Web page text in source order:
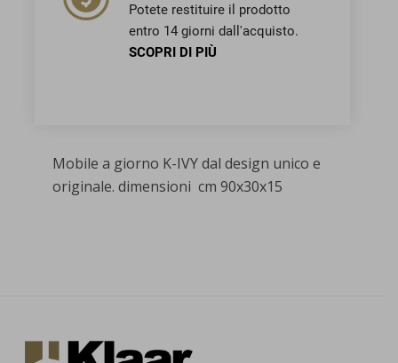
Potete restituire il prodotto
entro 14 giorni dall'acquisto.
SCOPRI DI PIÙ
Mobile a giorno K-IVY dal design unico e
originale. dimensioni cm 90x30x15